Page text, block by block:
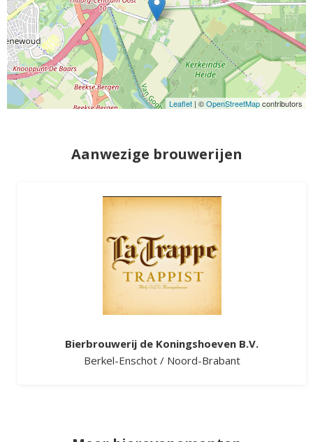
Leaflet | ©OpenStreetMapcontributors
Aanwezige brouwerijen
Bierbrouwerij de Koningshoeven B.V.
Berkel-Enschot/ Noord-Brabant